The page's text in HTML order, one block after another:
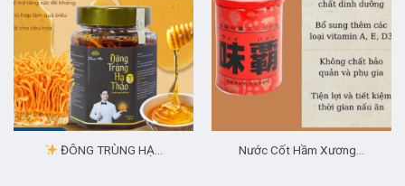
ĐÔNG TRÙNG HẠ… Nước Cốt Hầm Xương…